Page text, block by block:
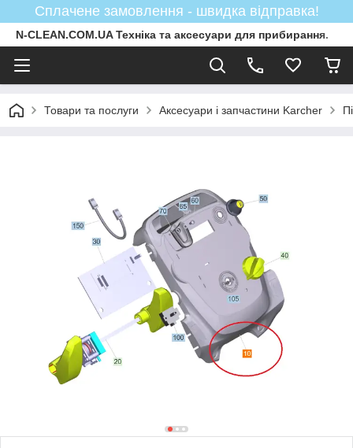
Сплачене замовлення - швидка відправка!
N-CLEAN.COM.UA Техніка та аксесуари для прибирання.
Товари та послуги Аксесуари і запчастини Karcher